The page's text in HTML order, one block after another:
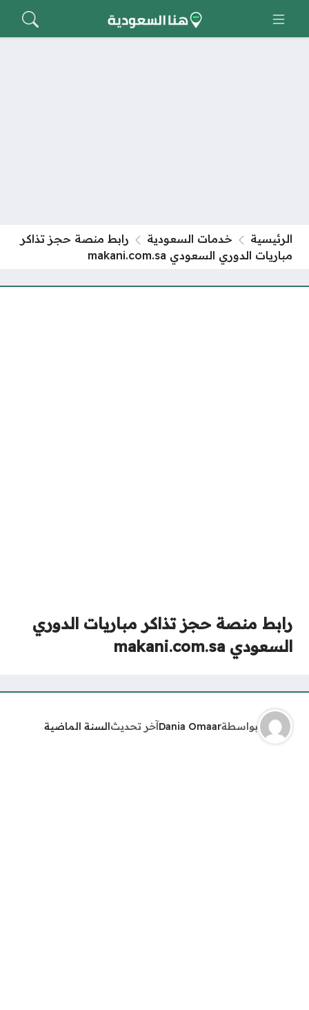
الرئيسية خدمات السعودية
رابط منصة حجز تذاكر
مباريات الدوري السعودي makani.com.sa
رابط منصة حجز تذاكر مباريات الدوري
السعودي makani.com.sa
بواسطةDania Omaarآخر تحديثالسنة الماضية